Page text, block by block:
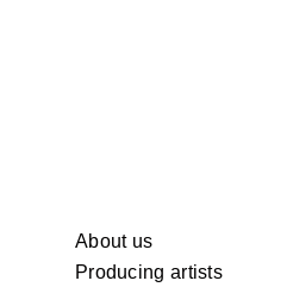
About us
Producing artists